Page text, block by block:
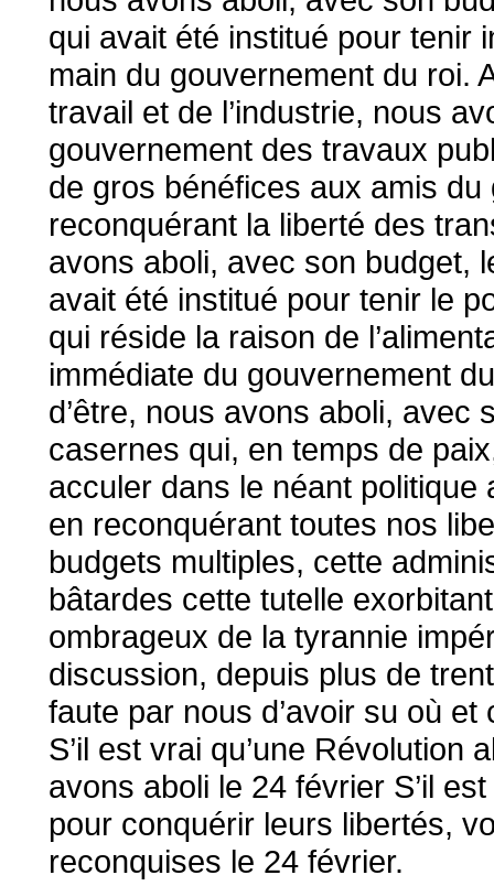
qui avait été institué pour tenir
main du gouvernement du roi.
travail et de l’industrie, nous
gouvernement des travaux
de gros bénéfices aux amis
reconquérant la liberté des
avons aboli, avec son budget,
avait été institué pour tenir le
qui réside la raison de
immédiate du gouvernement
d’être, nous avons aboli, avec
casernes qui, en temps de
acculer dans le néant politique
en reconquérant toutes nos
budgets multiples, cette
bâtardes cette tutelle
ombrageux de la tyrannie
discussion, depuis plus de
faute par nous d’avoir su où
S’il est vrai qu’une
avons aboli le 24 février S’il
pour conquérir leurs libertés,
reconquises le 24 février.